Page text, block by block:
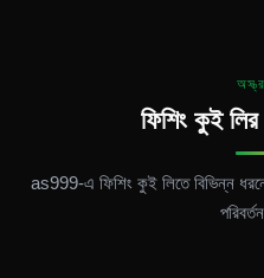
ফিশিং কুই
as999-এ ফিশিং কুই লিতে বিভিন্ন